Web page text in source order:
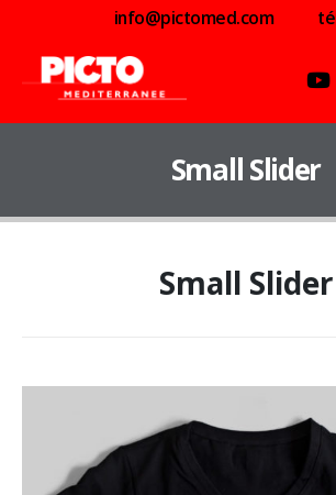
info@pictomed.com
Small Slider
Small Slider